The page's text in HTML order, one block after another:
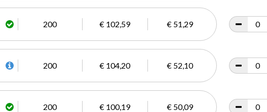
200 € 102,59 € 51,29
200 € 104,20 € 52,10
200 € 100,19 € 50,09